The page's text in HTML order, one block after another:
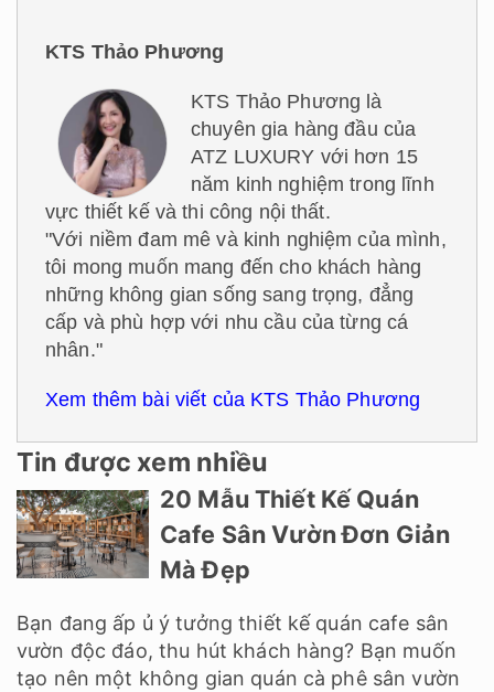
KTS Thảo Phương
KTS Thảo Phương là
chuyên gia hàng đầu của
ATZ LUXURY với hơn 15
năm kinh nghiệm trong lĩnh
vực thiết kế và thi công nội thất.
"Với niềm đam mê và kinh nghiệm của mình,
tôi mong muốn mang đến cho khách hàng
những không gian sống sang trọng, đẳng
cấp và phù hợp với nhu cầu của từng cá
nhân."
Xem thêm bài viết của KTS Thảo Phương
Tin được xem nhiều
20 Mẫu Thiết Kế Quán
Cafe Sân Vườn Đơn Giản
Mà Đẹp
Bạn đang ấp ủ ý tưởng thiết kế quán cafe sân
vườn độc đáo, thu hút khách hàng? Bạn muốn
tạo nên một không gian quán cà phê sân vườn